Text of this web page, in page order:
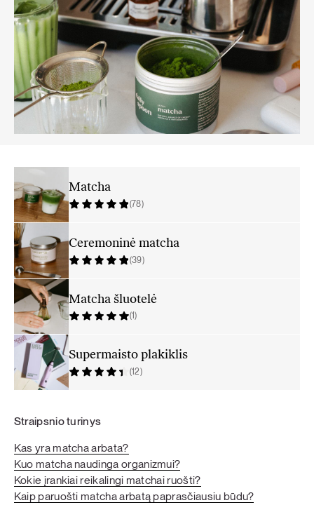
Straipsnio turinys
Kas yra matcha arbata?
Kuo matcha naudinga organizmui?
Kokie įrankiai reikalingi matchai ruošti?
Kaip paruošti matcha arbatą paprasčiausiu būdu?
Matcha
(78)
Ceremoninė matcha
(39)
Matcha šluotelė
(1)
Supermaisto plakiklis
(12)